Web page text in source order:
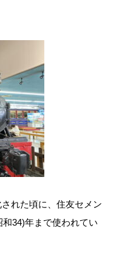
れた頃に、住友セメン
和34)年まで使われてい